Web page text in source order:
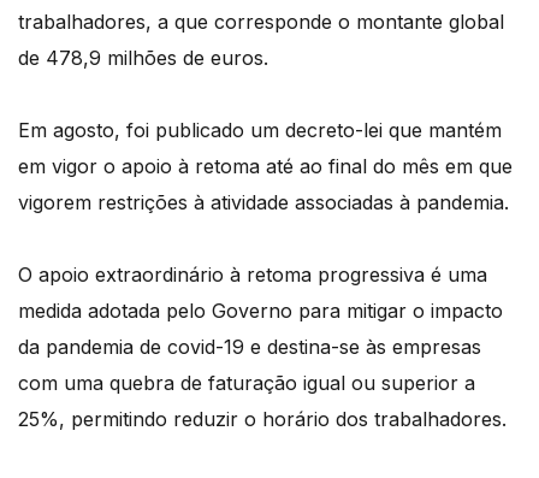
trabalhadores, a que corresponde o montante global
de 478,9 milhões de euros.
Em agosto, foi publicado um decreto-lei que mantém
em vigor o apoio à retoma até ao final do mês em que
vigorem restrições à atividade associadas à pandemia.
O apoio extraordinário à retoma progressiva é uma
medida adotada pelo Governo para mitigar o impacto
da pandemia de covid-19 e destina-se às empresas
com uma quebra de faturação igual ou superior a
25%, permitindo reduzir o horário dos trabalhadores.